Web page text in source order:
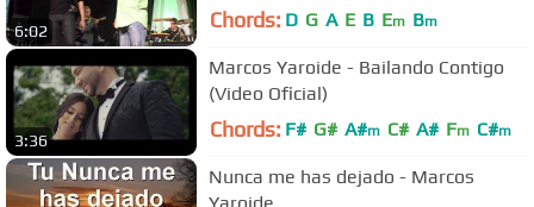
6:02 Chords: D G A E B Em Bm
3:36
Marcos Yaroide - Bailando Contigo
(Video Oficial)
Chords: F# G# A#m C# A# Fm C#m
Nunca me has dejado - Marcos
Yaroide